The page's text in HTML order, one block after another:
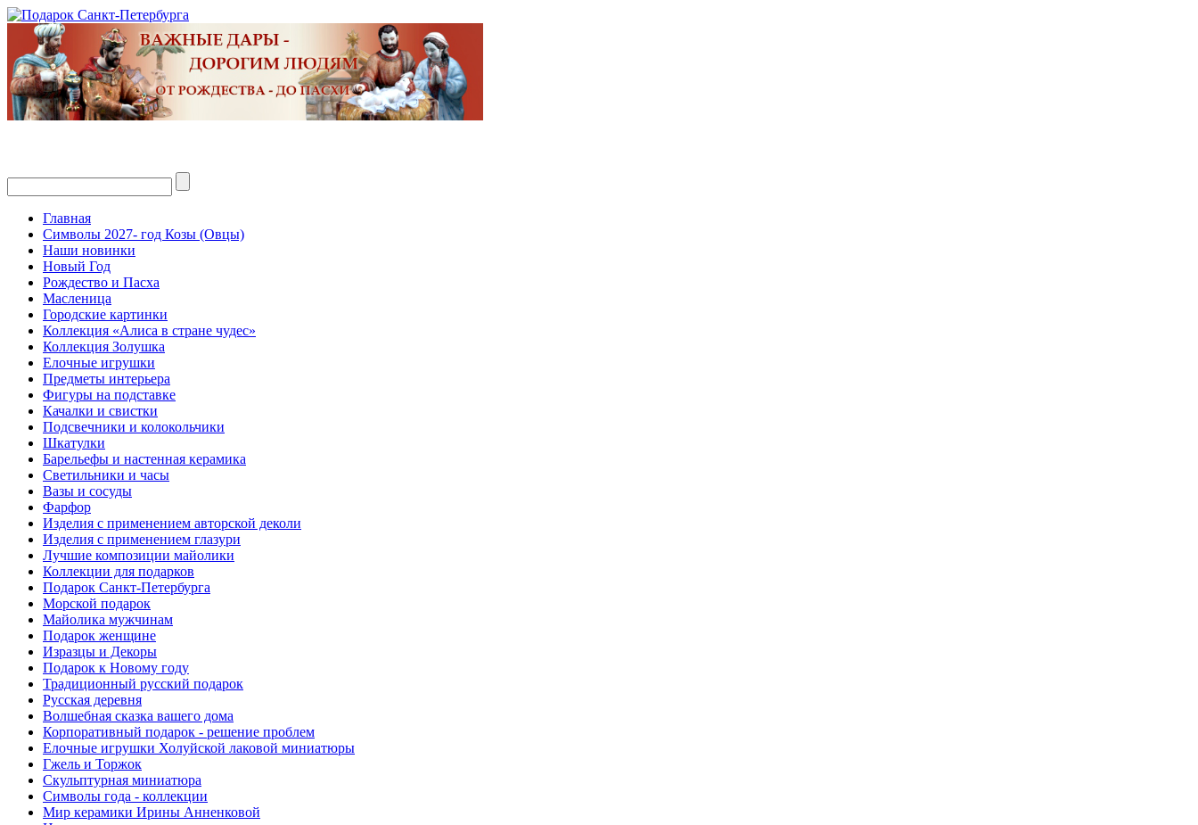
Главная
Символы 2027- год Козы (Овцы)
Наши новинки
Новый Год
Рождество и Пасха
Масленица
Городские картинки
Коллекция «Алиса в стране чудес»
Коллекция Золушка
Елочные игрушки
Предметы интерьера
Фигуры на подставке
Качалки и свистки
Подсвечники и колокольчики
Шкатулки
Барельефы и настенная керамика
Светильники и часы
Вазы и сосуды
Фарфор
Изделия с применением авторской деколи
Изделия с применением глазури
Лучшие композиции майолики
Коллекции для подарков
Подарок Санкт-Петербурга
Морской подарок
Майолика мужчинам
Подарок женщине
Изразцы и Декоры
Подарок к Новому году
Традиционный русский подарок
Русская деревня
Волшебная сказка вашего дома
Корпоративный подарок - решение проблем
Елочные игрушки Холуйской лаковой миниатюры
Гжель и Торжок
Скульптурная миниатюра
Символы года - коллекции
Мир керамики Ирины Анненковой